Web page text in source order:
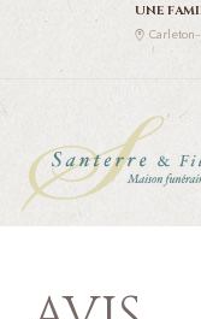
UNE